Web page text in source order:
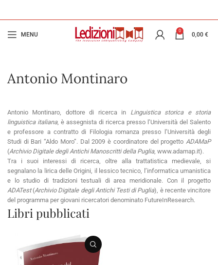
MENU
0
0,00 €
Antonio Montinaro
Antonio Montinaro, dottore di ricerca in Linguistica storica e storia
linguistica italiana, è assegnista di ricerca presso l’Università del Salento
e professore a contratto di Filologia romanza presso l’Università degli
Studi di Bari “Aldo Moro”. Dal 2009 è coordinatore del progetto ADAMaP
(Archivio Digitale degli Antichi Manoscritti della Puglia, www.adamap.it).
Tra i suoi interessi di ricerca, oltre alla trattatistica medievale, si
segnalano la lirica delle Origini, il lessico tecnico, l’informatica umanistica
e lo studio di tradizioni testuali di area meridionale. Con il progetto
ADATest(Archivio Digitale degli Antichi Testi di Puglia), è recente vincitore
del programma per giovani ricercatori denominato FutureInResearch.
Libri pubblicati